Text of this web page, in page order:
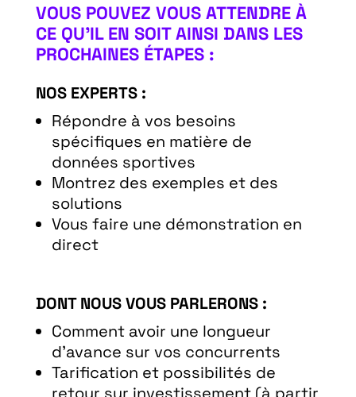
VOUS POUVEZ VOUS ATTENDRE À
CE QU’IL EN SOIT AINSI DANS LES
PROCHAINES ÉTAPES :
NOS EXPERTS :
Répondre à vos besoins
spécifiques en matière de
données sportives
Montrez des exemples et des
solutions
Vous faire une démonstration en
direct
DONT NOUS VOUS PARLERONS :
Comment avoir une longueur
d’avance sur vos concurrents
Tarification et possibilités de